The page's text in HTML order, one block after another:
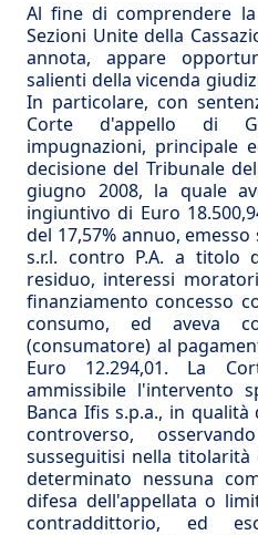
Al fine di comprendere
Sezioni Unite della
annota, appare
salienti della vicenda
In particolare, con
Corte d'appello di
impugnazioni, principale
decisione del Tribunale
giugno 2008, la quale
ingiuntivo di Euro
del 17,57% annuo,
s.r.l. contro P.A. a titolo
residuo, interessi
finanziamento concesso
consumo, ed aveva
(consumatore) al
Euro 12.294,01. La
ammissibile l'intervento
Banca Ifis s.p.a., in
controverso,
susseguitisi nella
determinato nessuna
difesa dell'appellata o
contraddittorio, ed